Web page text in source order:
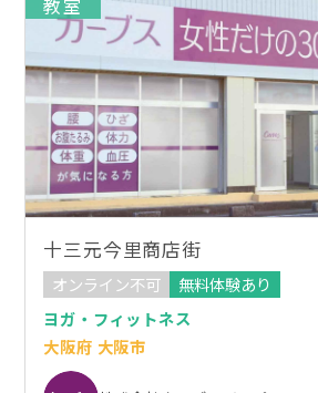
十三元今里商店街
オンライン不可
無料体験あり
ヨガ・フィットネス
大阪府 大阪市